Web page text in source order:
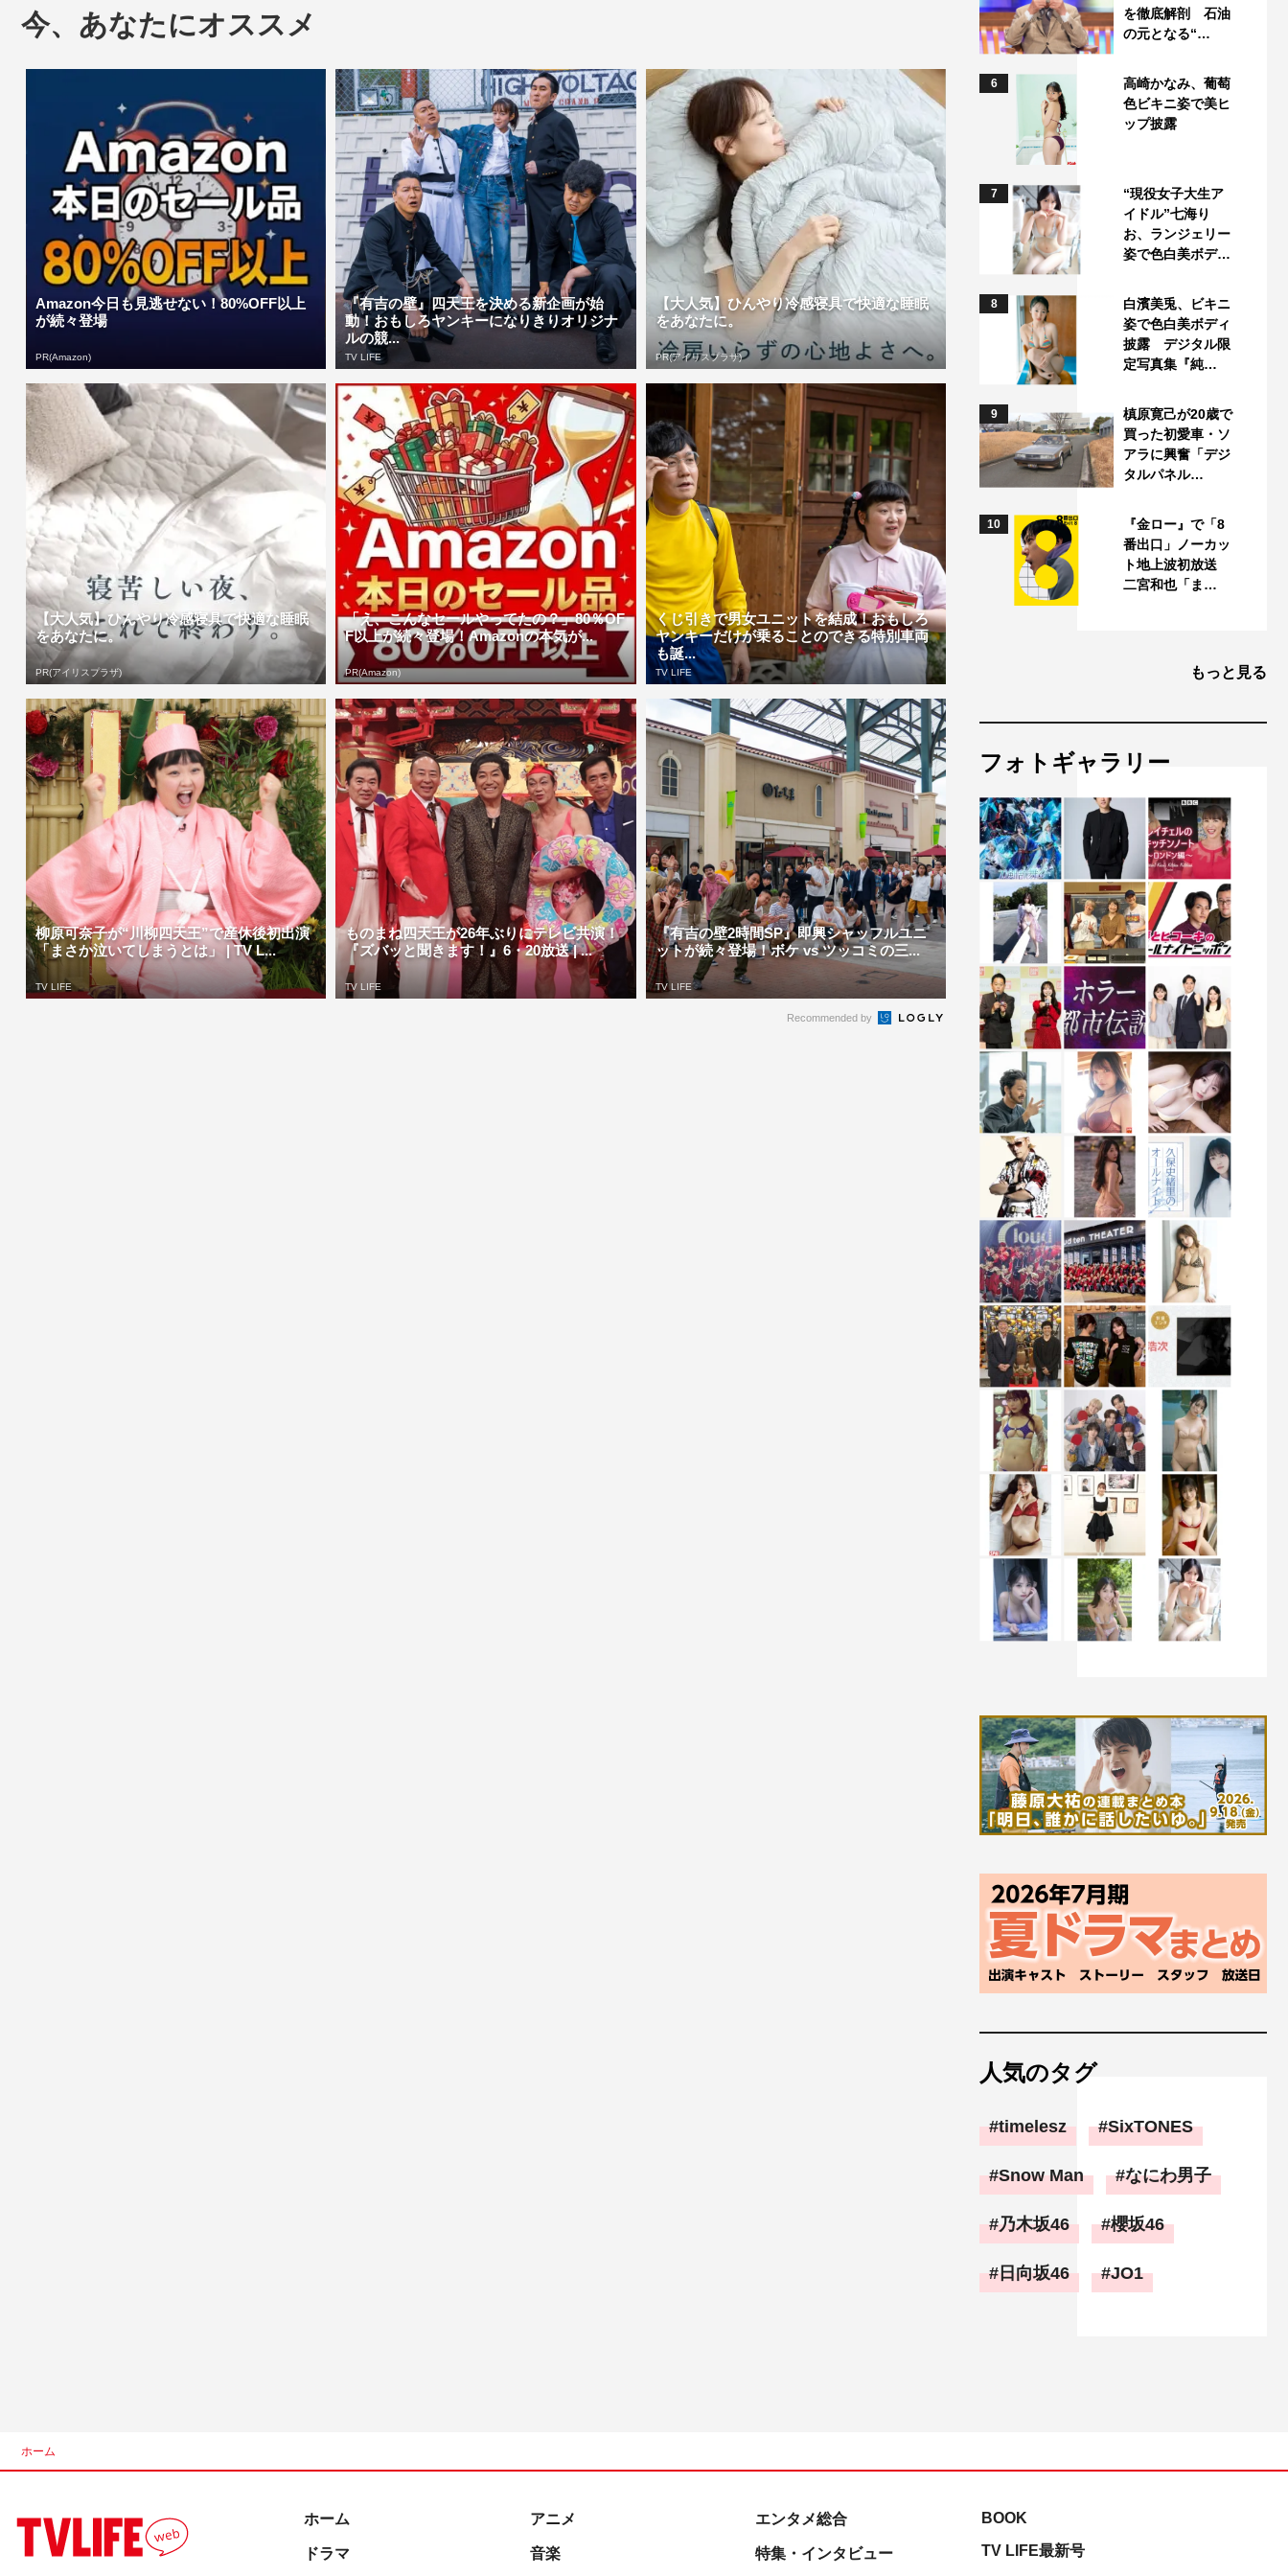
今、あなたにオススメ
Amazon今日も見逃せない！80%OFF以上
が続々登場
PR(Amazon)
『有吉の壁』四天王を決める新企画が始
動！おもしろヤンキーになりきりオリジナ
ルの競...
TV LIFE
【大人気】ひんやり冷感寝具で快適な睡眠
をあなたに。
PR(アイリスプラザ)
【大人気】ひんやり冷感寝具で快適な睡眠
をあなたに。
PR(アイリスプラザ)
「え、こんなセールやってたの？」80％OF
F以上が続々登場！Amazonの本気が...
PR(Amazon)
くじ引きで男女ユニットを結成！おもしろ
ヤンキーだけが乗ることのできる特別車両
も誕...
TV LIFE
柳原可奈子が“川柳四天王”で産休後初出演
「まさか泣いてしまうとは」 | TV L...
TV LIFE
ものまね四天王が26年ぶりにテレビ共演！
『ズバッと聞きます！』6・20放送 | ...
TV LIFE
『有吉の壁2時間SP』即興シャッフルユニ
ットが続々登場！ボケ vs ツッコミの三...
TV LIFE
Recommended by
を徹底解剖 石油
の元となる“…
6
高崎かなみ、葡萄
色ビキニ姿で美ヒ
ップ披露
7
“現役女子大生ア
イドル”七海り
お、ランジェリー
姿で色白美ボデ…
8
白濱美兎、ビキニ
姿で色白美ボディ
披露 デジタル限
定写真集『純…
9
槙原寛己が20歳で
買った初愛車・ソ
アラに興奮「デジ
タルパネル…
10
『金ロー』で「8
番出口」ノーカッ
ト地上波初放送
二宮和也「ま…
もっと見る
フォトギャラリー
人気のタグ
timelesz SixTONES
Snow Man なにわ男子
乃木坂46 櫻坂46
日向坂46 JO1
ホーム
ホーム
ドラマ
アニメ
音楽
エンタメ総合
特集・インタビュー
BOOK
TV LIFE最新号